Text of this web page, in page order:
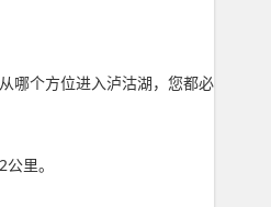
哪个方位进入泸沽湖，您都必
里。